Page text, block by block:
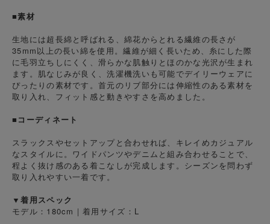
■素材
生地には超長綿と呼ばれる、綿花からとれる繊維の長さが
35mm以上の長い綿を使用。繊維が細く長いため、糸にした際
に毛羽立ちしにくく、滑らかな肌触りとほのかな光沢が生まれ
ます。肌なじみが良く、洗濯機洗いも可能でデイリーウェアに
ぴったりの素材です。首元のリブ部分には伸縮性のある素材を
取り入れ、フィット感と動きやすさを高めました。
■コーディネート
スラックスやセットアップと合わせれば、キレイめカジュアル
なスタイルに。ワイドパンツやデニムと組み合わせることで、
程よく抜け感のある着こなしが完成します。シーズンを問わず
取り入れやすい一着です。
▼着用スペック
モデル：180cm｜着用サイズ：L